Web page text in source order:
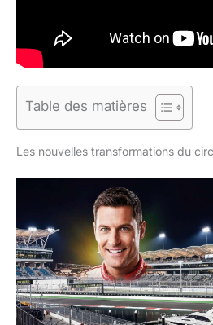
Table des matières
Les nouvelles transformations du